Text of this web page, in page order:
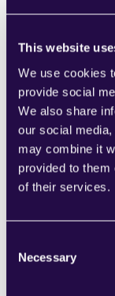
This website
We use cookies
provide social
We also share
our social
may combine it
provided to them
of their services.
Selection
Necessary
(Senior)
Manager
Enterprise